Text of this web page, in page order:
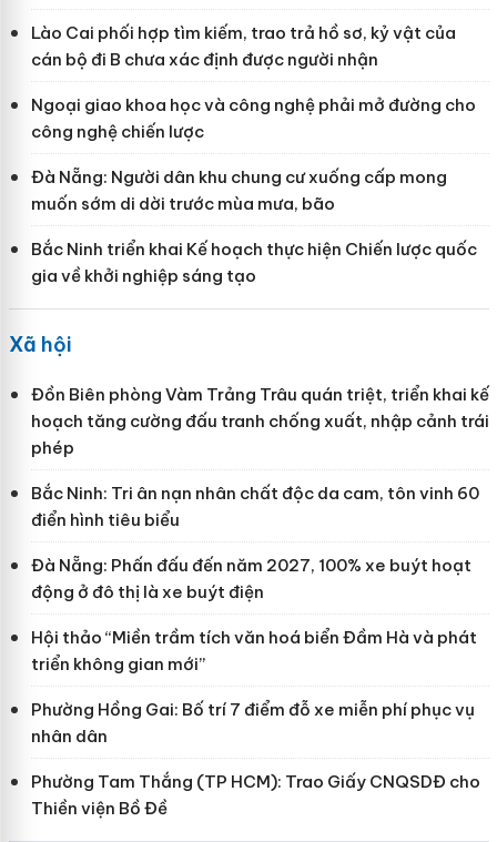
Lào Cai phối hợp tìm kiếm, trao trả hồ sơ, kỷ vật của
cán bộ đi B chưa xác định được người nhận
Ngoại giao khoa học và công nghệ phải mở đường cho
công nghệ chiến lược
Đà Nẵng: Người dân khu chung cư xuống cấp mong
muốn sớm di dời trước mùa mưa, bão
Bắc Ninh triển khai Kế hoạch thực hiện Chiến lược quốc
gia về khởi nghiệp sáng tạo
Xã hội
Đồn Biên phòng Vàm Trảng Trâu quán triệt, triển khai kế
hoạch tăng cường đấu tranh chống xuất, nhập cảnh trái
phép
Bắc Ninh: Tri ân nạn nhân chất độc da cam, tôn vinh 60
điển hình tiêu biểu
Đà Nẵng: Phấn đấu đến năm 2027, 100% xe buýt hoạt
động ở đô thị là xe buýt điện
Hội thảo “Miền trầm tích văn hoá biển Đầm Hà và phát
triển không gian mới”
Phường Hồng Gai: Bố trí 7 điểm đỗ xe miễn phí phục vụ
nhân dân
Phường Tam Thắng (TP HCM): Trao Giấy CNQSDĐ cho
Thiền viện Bồ Đề